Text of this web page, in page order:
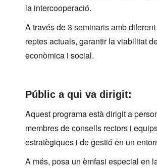
la intercooperació.
A través de 3 seminaris amb
reptes actuals, garantir la viabilitat
econòmica i social.
Públic a qui va dirigit:
Aquest programa està dirigit a
membres de consells rectors i
estratègiques i de gestió en un
A més, posa un èmfasi especial en